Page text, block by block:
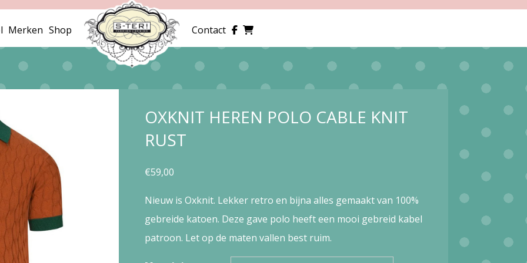
Merken Shop Contact
OXKNIT HEREN POLO CABLE KNIT
RUST
€59,00
Nieuw is Oxknit. Lekker retro en bijna alles gemaakt van 100%
gebreide katoen. Deze gave polo heeft een mooi gebreid kabel
patroon. Let op de maten vallen best ruim.